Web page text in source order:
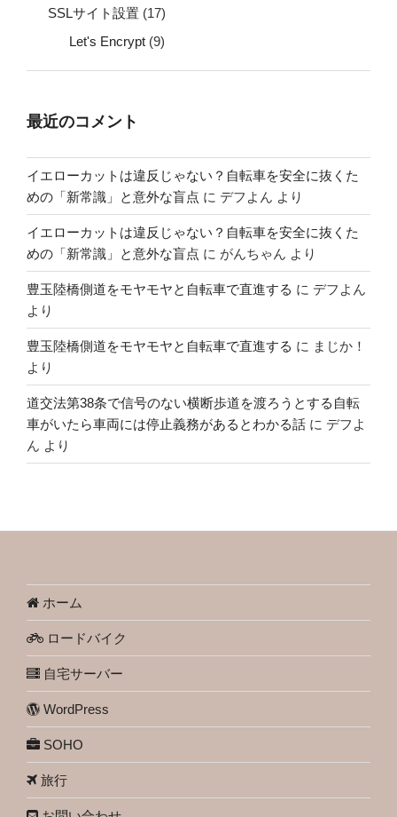
SSLサイト設置 (17)
Let's Encrypt (9)
最近のコメント
イエローカットは違反じゃない？自転車を安全に抜くた
めの「新常識」と意外な盲点 に デフよん より
イエローカットは違反じゃない？自転車を安全に抜くた
めの「新常識」と意外な盲点 に がんちゃん より
豊玉陸橋側道をモヤモヤと自転車で直進する に デフよん
より
豊玉陸橋側道をモヤモヤと自転車で直進する に まじか！
より
道交法第38条で信号のない横断歩道を渡ろうとする自転
車がいたら車両には停止義務があるとわかる話 に デフよ
ん より
ホーム
ロードバイク
自宅サーバー
WordPress
SOHO
旅行